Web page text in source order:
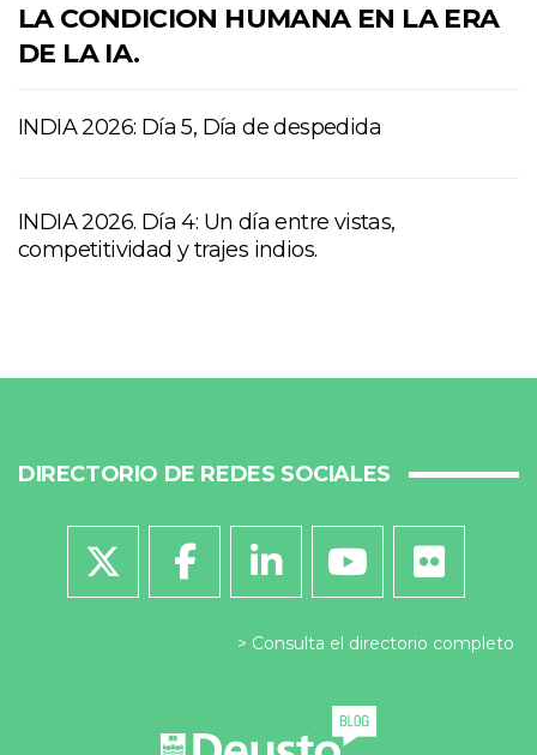
LA CONDICION HUMANA EN LA ERA
DE LA IA.
INDIA 2026: Día 5, Día de despedida
INDIA 2026. Día 4: Un día entre vistas,
competitividad y trajes indios.
DIRECTORIO DE REDES SOCIALES
Consulta el directorio completo